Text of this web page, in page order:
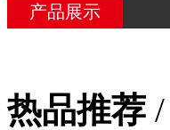
产品展示
热品推荐